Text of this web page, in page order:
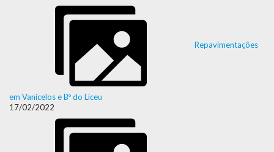
Repavimentações
em Vanicelos e Bº do Liceu
17/02/2022